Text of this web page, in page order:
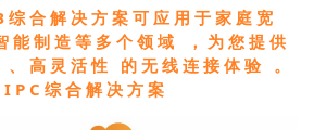
合解决方案可应用于家庭宽
能制造等多个领域，为您提供
、高灵活性的无线连接体验。
IPC综合解决方案